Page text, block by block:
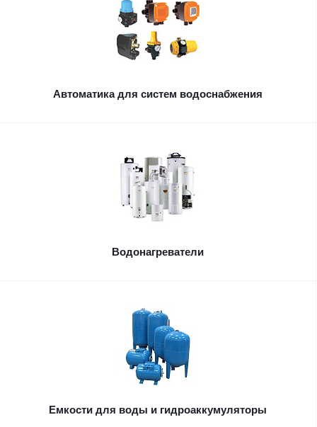
Автоматика для систем водоснабжения
Водонагреватели
Емкости для воды и гидроаккумуляторы